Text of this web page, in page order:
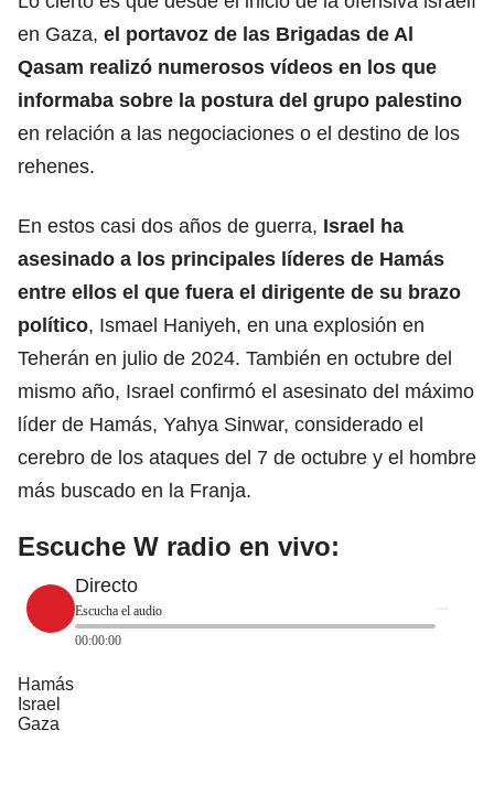
en Gaza, el portavoz de las Brigadas de Al
Qasam realizó numerosos vídeos en los que
informaba sobre la postura del grupo palestino
en relación a las negociaciones o el destino de los
rehenes.
En estos casi dos años de guerra, Israel ha
asesinado a los principales líderes de Hamás
entre ellos el que fuera el dirigente de su brazo
político, Ismael Haniyeh, en una explosión en
Teherán en julio de 2024. También en octubre del
mismo año, Israel confirmó el asesinato del máximo
líder de Hamás, Yahya Sinwar, considerado el
cerebro de los ataques del 7 de octubre y el hombre
más buscado en la Franja.
Escuche W radio en vivo:
Directo
Escucha el audio
00:00:00
Hamás
Israel
Gaza